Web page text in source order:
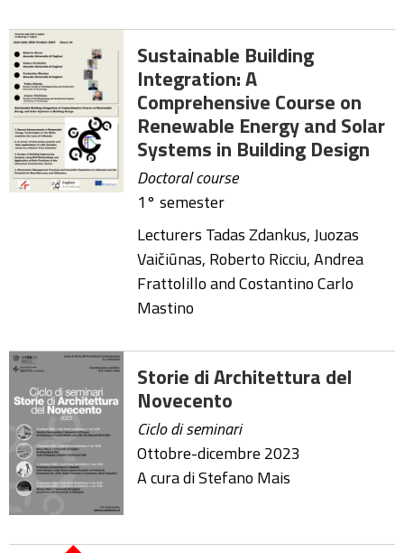
Sustainable Building
Integration: A
Comprehensive Course on
Renewable Energy and Solar
Systems in Building Design
Doctoral course
1° semester
Lecturers Tadas Zdankus, Juozas
Vaičiūnas, Roberto Ricciu, Andrea
Frattolillo and Costantino Carlo
Mastino
Storie di Architettura del
Novecento
Ciclo di seminari
Ottobre-dicembre 2023
A cura di Stefano Mais